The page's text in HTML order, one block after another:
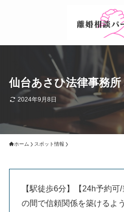
仙台あさひ法律事務所
2024年9月8日
ホーム スポット情報
【駅徒歩6分】【24h予約
の間で信頼関係を築けるよ